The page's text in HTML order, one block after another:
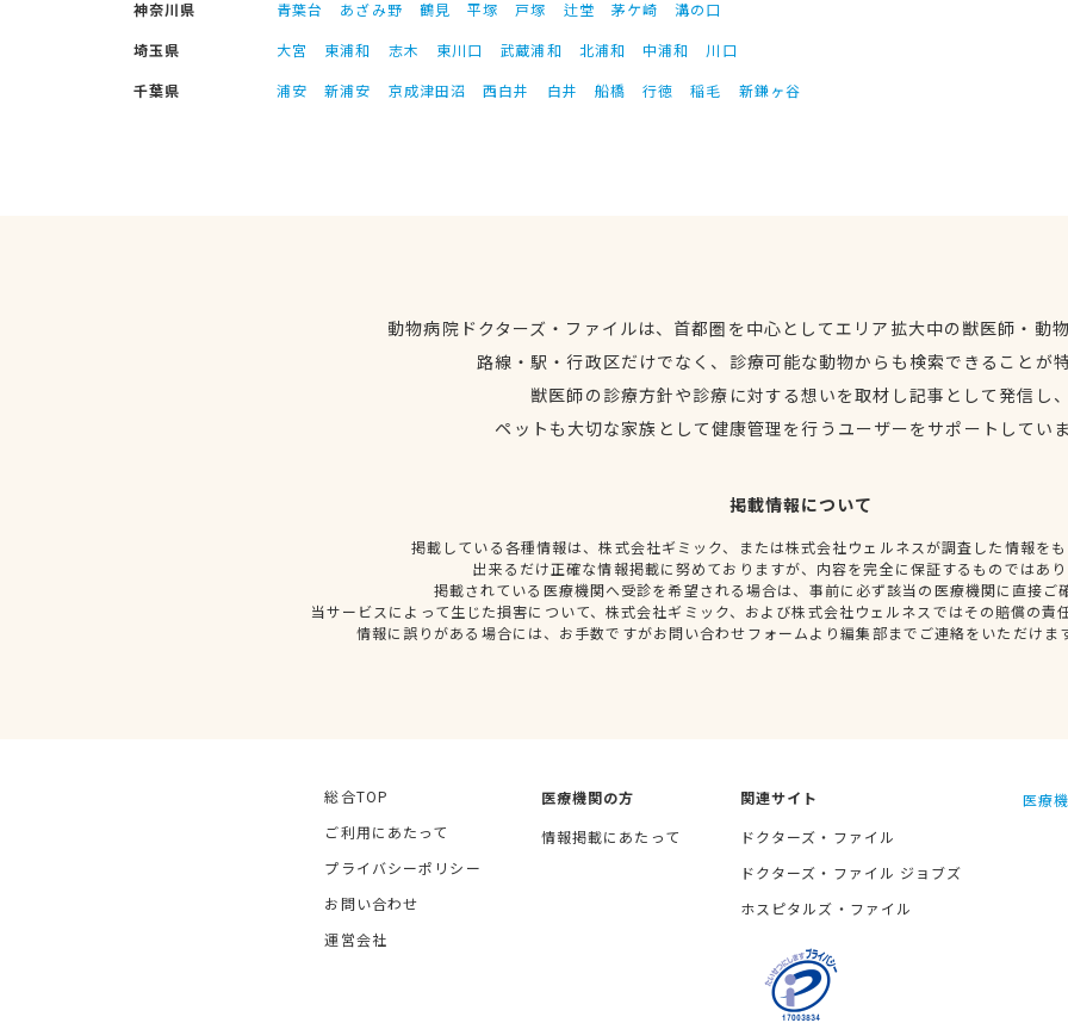
神奈川県
青葉台 あざみ野 鶴見 平塚 戸塚 辻堂 茅ケ崎
溝の口
埼玉県
大宮 東浦和 志木 東川口 武蔵浦和 北浦和 中浦和
川口
千葉県
浦安 新浦安 京成津田沼 西白井 白井 船橋 行徳 稲毛 新鎌ヶ谷
動物病院ドクターズ・ファイルは、首都圏を中心としてエリア拡大中の獣医師・動
路線・駅・行政区だけでなく、診療可能な動物からも検索できることが
獣医師の診療方針や診療に対する想いを取材し記事として発信し
ペットも大切な家族として健康管理を行うユーザーをサポートしてい
掲載情報について
掲載している各種情報は、株式会社ギミック、または株式会社ウェルネスが調査した情報を
出来るだけ正確な情報掲載に努めておりますが、内容を完全に保証するものではあ
掲載されている医療機関へ受診を希望される場合は、事前に必ず該当の医療機関に直接ご
当サービスによって生じた損害について、株式会社ギミック、および株式会社ウェルネスではその賠償の責
情報に誤りがある場合には、お手数ですがお問い合わせフォームより編集部までご連絡をいただけま
総合TOP
ご利用にあたって
プライバシーポリシー
お問い合わせ
運営会社
医療機関の方
情報掲載にあたって
関連サイト
ドクターズ・ファイル
ドクターズ・ファイル ジョブズ
ホスピタルズ・ファイル
医療